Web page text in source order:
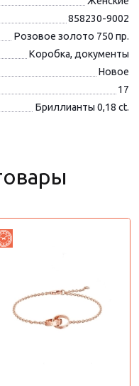
858230-9002
Розовое золото 750 пр.
Коробка, документы
Новое
17
Бриллианты 0,18 ct.